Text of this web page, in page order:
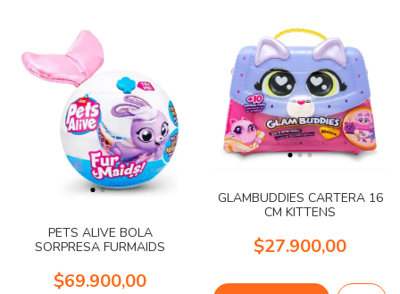
PETS ALIVE BOLA
SORPRESA FURMAIDS
$69.900,00
GLAMBUDDIES CARTERA 16
CM KITTENS
$27.900,00